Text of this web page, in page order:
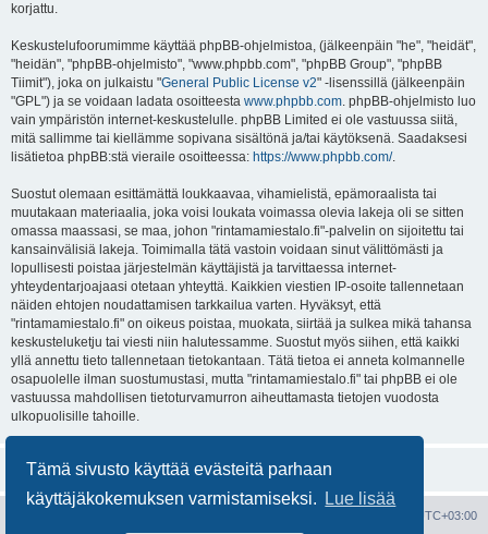
Tämä sivusto käyttää evästeitä parhaan
käyttäjäkokemuksen varmistamiseksi.
Lue lisää
korjattu.
Keskustelufoorumimme käyttää phpBB-ohjelmistoa, (jälkeenpäin "he", "heidät",
"heidän", "phpBB-ohjelmisto", "www.phpbb.com", "phpBB Group", "phpBB
Tiimit"), joka on julkaistu "General Public License v2" -lisenssillä (jälkeenpäin
"GPL") ja se voidaan ladata osoitteesta www.phpbb.com. phpBB-ohjelmisto luo
vain ympäristön internet-keskustelulle. phpBB Limited ei ole vastuussa siitä,
mitä sallimme tai kiellämme sopivana sisältönä ja/tai käytöksenä. Saadaksesi
lisätietoa phpBB:stä vieraile osoitteessa: https://www.phpbb.com/.
Suostut olemaan esittämättä loukkaavaa, vihamielistä, epämoraalista tai
muutakaan materiaalia, joka voisi loukata voimassa olevia lakeja oli se sitten
omassa maassasi, se maa, johon "rintamamiestalo.fi"-palvelin on sijoitettu tai
kansainvälisiä lakeja. Toimimalla tätä vastoin voidaan sinut välittömästi ja
lopullisesti poistaa järjestelmän käyttäjistä ja tarvittaessa internet-
yhteydentarjoajaasi otetaan yhteyttä. Kaikkien viestien IP-osoite tallennetaan
näiden ehtojen noudattamisen tarkkailua varten. Hyväksyt, että
"rintamamiestalo.fi" on oikeus poistaa, muokata, siirtää ja sulkea mikä tahansa
keskusteluketju tai viesti niin halutessamme. Suostut myös siihen, että kaikki
yllä annettu tieto tallennetaan tietokantaan. Tätä tietoa ei anneta kolmannelle
osapuolelle ilman suostumustasi, mutta "rintamamiestalo.fi" tai phpBB ei ole
vastuussa mahdollisen tietoturvamurron aiheuttamasta tietojen vuodosta
ulkopuolisille tahoille.
UTC+03:00